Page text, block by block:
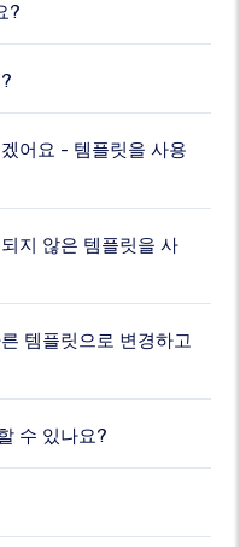
?
어요 - 템플릿을 사용
지 않은 템플릿을 사
템플릿으로 변경하고
수 있나요?